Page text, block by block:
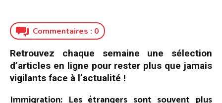
Commentaires : 0
Retrouvez chaque semaine une sélection
d’articles en ligne pour rester plus que jamais
vigilants face à l’actualité !
Immigration: Les étrangers sont souvent plus